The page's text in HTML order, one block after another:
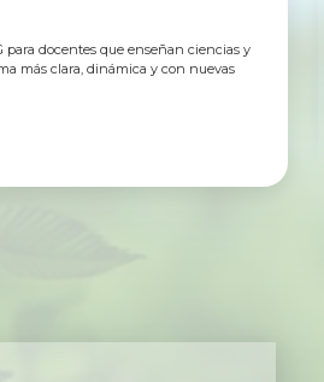
para docentes que enseñan ciencias y
más clara, dinámica y con nuevas